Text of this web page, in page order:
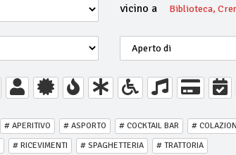
vicino a Biblioteca,
# APERITIVO # ASPORTO # COCKTAIL BAR #
# RICEVIMENTI # SPAGHETTERIA # TRATTORIA